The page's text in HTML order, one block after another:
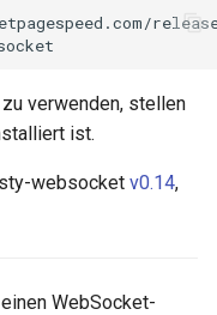
verwenden, stellen
ist.
websocket v0.14,
WebSocket-